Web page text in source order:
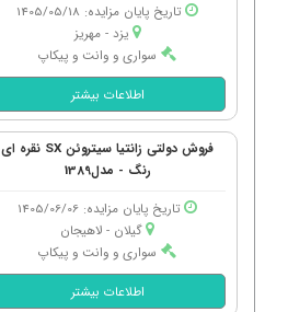
تاریخ پایان مزایده: 1405/05/18
یزد - مهریز
سواری و وانت و پیکاپ
اطلاعات بیشتر
فروش دولتی زانتیا سیتروئن SX نقره ای
رنگ - مدل1389
تاریخ پایان مزایده: 1405/06/06
گیلان - لاهیجان
سواری و وانت و پیکاپ
اطلاعات بیشتر